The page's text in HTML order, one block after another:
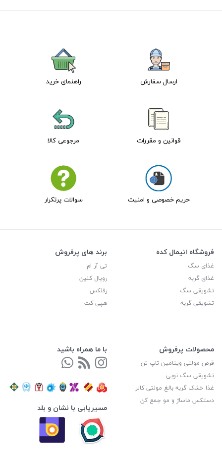
ارسال سفارش راهنمای خرید
قوانین و مقررات مرجوعی کالا
حریم خصوصی و امنیت سوالات پرتکرار
فروشگاه انیمال کده
غذای سگ
غذای گربه
تشویقی سگ
تشویقی گربه
برند های پرفروش
تی آر ام
رویال کنین
رفلکس
هپی کت
محصولات پرفروش
قرص مولتی ویتامین تاپ تن
تشویقی سگ نوبی
غذا خشک گربه بالغ مولتی کالر
دستکس ماساژ و مو جمع کن
با ما همراه باشید
مسیریابی با نشان و بلد